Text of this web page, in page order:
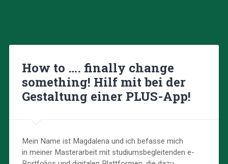
How to …. finally change
something! Hilf mit bei der
Gestaltung einer PLUS-App!
Mein Name ist Magdalena und ich befasse mich
in meiner Masterarbeit mit studiumsbegleitenden e-